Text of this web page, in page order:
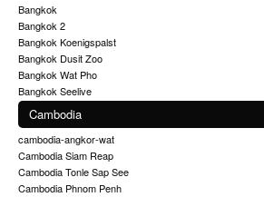
Bangkok
Bangkok 2
Bangkok Koenigspalst
Bangkok Dusit Zoo
Bangkok Wat Pho
Bangkok Seelive
Cambodia
cambodia-angkor-wat
Cambodia Siam Reap
Cambodia Tonle Sap See
Cambodia Phnom Penh